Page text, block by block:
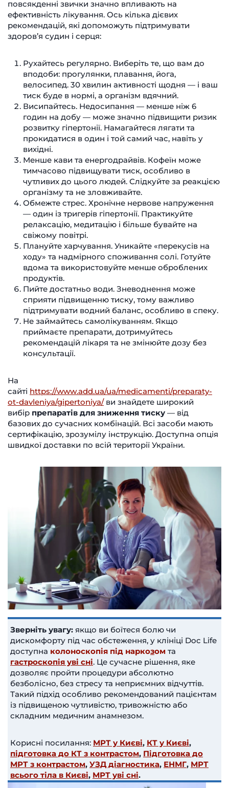
повсякденні звички значно впливають на
ефективність лікування. Ось кілька дієвих
рекомендацій, які допоможуть підтримувати
здоров’я судин і серця:
Рухайтесь регулярно. Виберіть те, що вам до
вподоби: прогулянки, плавання, йога,
велосипед. 30 хвилин активності щодня — і ваш
тиск буде в нормі, а організм вдячний.
Висипайтесь. Недосипання — менше ніж 6
годин на добу — може значно підвищити ризик
розвитку гіпертонії. Намагайтеся лягати та
прокидатися в один і той самий час, навіть у
вихідні.
Менше кави та енергодрайвів. Кофеїн може
тимчасово підвищувати тиск, особливо в
чутливих до цього людей. Слідкуйте за реакцією
організму та не зловживайте.
Обмежте стрес. Хронічне нервове напруження
— один із тригерів гіпертонії. Практикуйте
релаксацію, медитацію і більше бувайте на
свіжому повітрі.
Плануйте харчування. Уникайте «перекусів на
ходу» та надмірного споживання солі. Готуйте
вдома та використовуйте менше оброблених
продуктів.
Пийте достатньо води. Зневоднення може
сприяти підвищенню тиску, тому важливо
підтримувати водний баланс, особливо в спеку.
Не займайтесь самолікуванням. Якщо
приймаєте препарати, дотримуйтесь
рекомендацій лікаря та не змінюйте дозу без
консультації.
На
сайті https://www.add.ua/ua/medicamenti/preparaty-
ot-davleniya/gipertoniya/ви знайдете широкий
вибір препаратів для зниження тиску — від
базових до сучасних комбінацій. Всі засоби мають
сертифікацію, зрозумілу інструкцію. Доступна опція
швидкої доставки по всій території України.
Зверніть увагу: якщо ви боїтеся болю чи
дискомфорту під час обстеження, у клініці Doc Life
доступна колоноскопія під наркозом та
гастроскопія уві сні. Це сучасне рішення, яке
дозволяє пройти процедури абсолютно
безболісно, без стресу та неприємних відчуттів.
Такий підхід особливо рекомендований пацієнтам
із підвищеною чутливістю, тривожністю або
складним медичним анамнезом.
Корисні посилання: МРТ у Києві, КТ у Києві,
підготовка до КТ з контрастом, Підготовка до
МРТ з контрастом, УЗД діагностика, ЕНМГ, МРТ
всього тіла в Києві, МРТ уві сні.